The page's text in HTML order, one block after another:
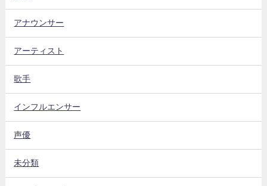
アナウンサー
アーティスト
歌手
インフルエンサー
声優
未分類